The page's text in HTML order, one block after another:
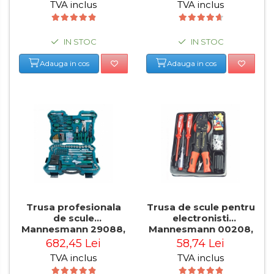
profesionala
Pistoale de Vopsit
Pistol de lipit si accesorii
Suflante cu Aer Cald
profesionale
Electric
Suport Bormasina
TVA inclus
IN STOC
Adauga in cos
Trusa profesionala
de scule
Mannesmann 29088,
303 piese
682,45 Lei
TVA inclus
TVA inclus
IN STOC
Adauga in cos
Trusa de scule pentru
electronisti
Mannesmann 00208,
82 piese
58,74 Lei
TVA inclus